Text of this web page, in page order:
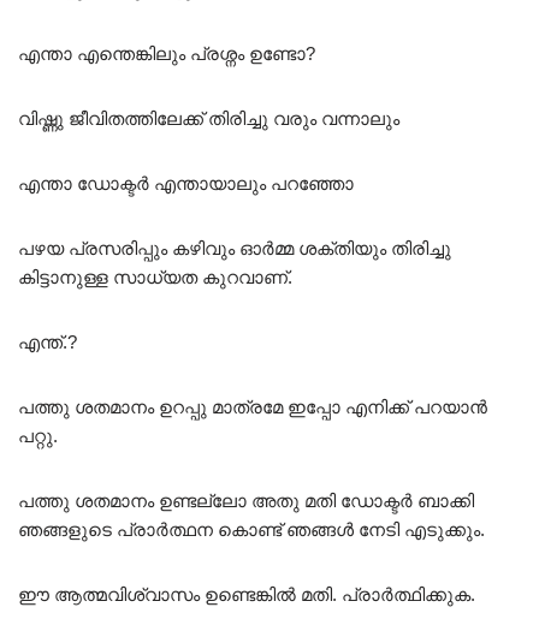
എന്താ എന്തെങ്കിലും പ്രശ്നം ഉണ്ടോ?
വിഷ്ണു ജീവിതത്തിലേക്ക് തിരിച്ചു വരും വന്നാലും
എന്താ ഡോക്ടർ എന്തായാലും പറഞ്ഞോ
പഴയ പ്രസരിപ്പും കഴിവും ഓർമ്മ ശക്തിയും തിരിച്ചു
കിട്ടാനുള്ള സാധ്യത കുറവാണ്.
എന്ത്.?
പത്തു ശതമാനം ഉറപ്പു മാത്രമേ ഇപ്പോ എനിക്ക് പറയാൻ
പറ്റു.
പത്തു ശതമാനം ഉണ്ടല്ലോ അതു മതി ഡോക്ടർ ബാക്കി
ഞങ്ങളുടെ പ്രാർത്ഥന കൊണ്ട് ഞങ്ങൾ നേടി എടുക്കും.
ഈ ആത്മവിശ്വാസം ഉണ്ടെങ്കിൽ മതി. പ്രാർത്ഥിക്കുക.